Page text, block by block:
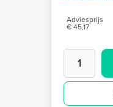
Adviesprijs
€ 45,17